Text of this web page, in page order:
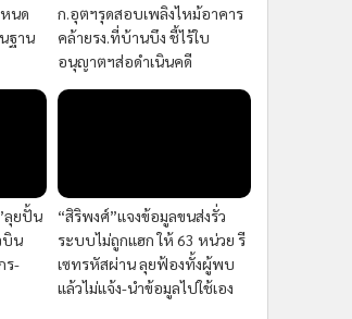
นด
ฐาน
ก.อุตฯรุดสอบเพลิงไหม้อาคาร
คล้ายรง.ที่บ้านบึง ชี้ไร้ใบ
อนุญาตฯส่อดำเนินคดี
ลุยปั้น
บิน
ร-
“สิริพงศ์”แจงข้อมูลขนส่งรั่ว
ระบบไม่ถูกแฮก ให้ 63 หน่วย รี
เซทรหัสผ่าน ลุยฟ้องทั้งผู้พบ
แล้วไม่แจ้ง-นำข้อมูลไปใช้เอง